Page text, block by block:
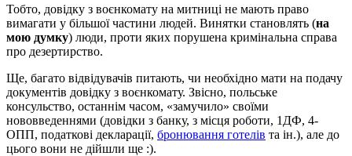
Тобто, довідку з воєнкомату на митниці не мають право
вимагати у більшої частини людей. Винятки становлять (на
мою думку) люди, проти яких порушена кримінальна справа
про дезертирство.
Ще, багато відвідувачів питають, чи необхідно мати на подачу
документів довідку з воєнкомату. Звісно, польське
консульство, останнім часом, «замучило» своїми
нововведеннями (довідки з банку, з місця роботи, 1ДФ, 4-
ОПП, податкові декларації, бронювання готелів та ін.), але до
цього вони не дійшли ще :).